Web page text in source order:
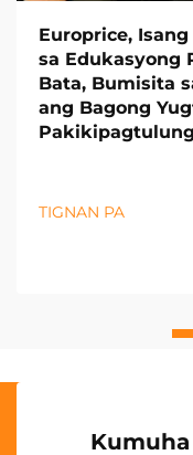
Europrice,
sa Edukasyong
Bata, Bumisita
ang Bagong
TIGNAN PA